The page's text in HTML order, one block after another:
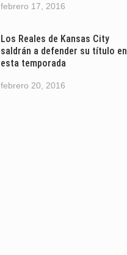
febrero 17, 2016
Los Reales de Kansas City
saldrán a defender su título en
esta temporada
febrero 20, 2016